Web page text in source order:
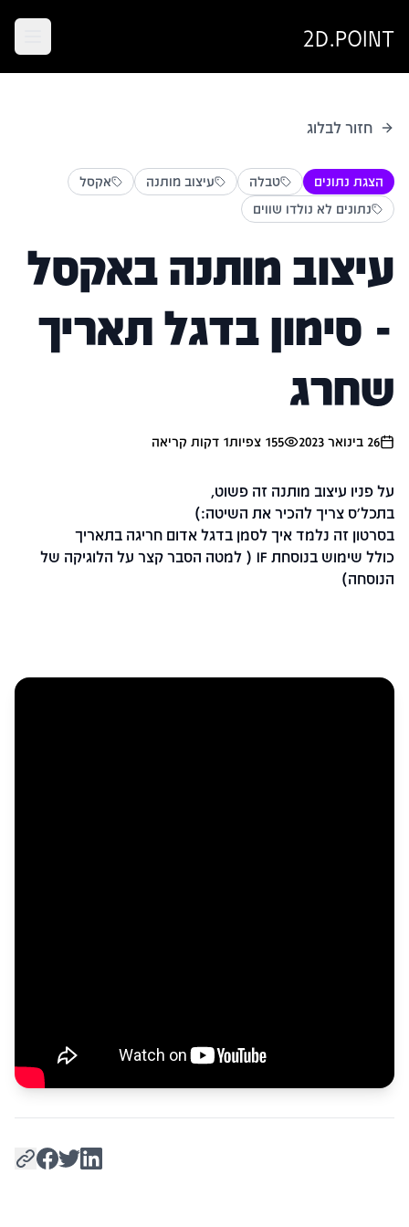
2D.POINT
חזור לבלוג
הצגת נתונים טבלה עיצוב מותנה
אקסל
נתונים לא נולדו שווים
עיצוב מותנה באקסל
- סימון בדגל תאריך
שחרג
26 בינואר 2023 155 צפיות1 דקות קריאה
על פניו עיצוב מותנה זה פשוט,
בתכל'ס צריך להכיר את השיטה:)
בסרטון זה נלמד איך לסמן בדגל אדום חריגה בתאריך
כולל שימוש בנוסחת IF ( למטה הסבר קצר על הלוגיקה של
הנוסחה)